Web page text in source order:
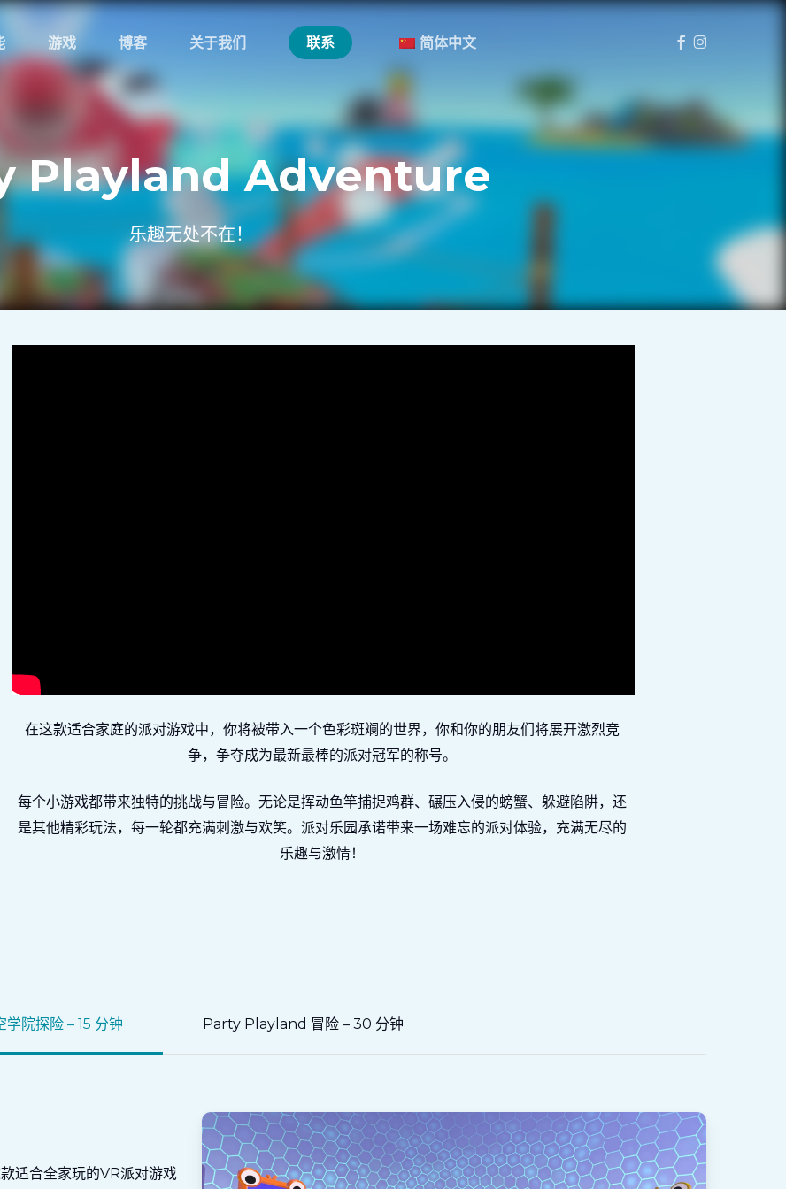
游戏 博客 关于我们 联系 简体中文 Facebook
Instagram
Playland Adventure
乐趣无处不在！
在这款适合家庭的派对游戏中，你将被带入一个色彩斑斓的世界，你和你的朋友们将展开激烈竞
争，争夺成为最新最棒的派对冠军的称号。
每个小游戏都带来独特的挑战与冒险。无论是挥动鱼竿捕捉鸡群、碾压入侵的螃蟹、躲避陷阱，还
是其他精彩玩法，每一轮都充满刺激与欢笑。派对乐园承诺带来一场难忘的派对体验，充满无尽的
乐趣与激情！
学院探险 – 15 分钟 Party Playland 冒险 – 30 分钟
适合全家玩的VR派对游戏
Menu